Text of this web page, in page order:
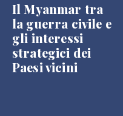
Il Myanmar tra
la guerra civile e
gli interessi
strategici dei
Paesi vicini